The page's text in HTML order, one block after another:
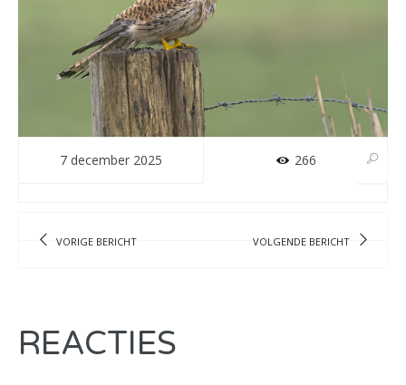
7 december 2025 266
VORIGE BERICHT VOLGENDE BERICHT
REACTIES